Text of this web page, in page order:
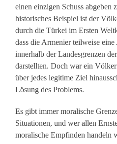
einen einzigen Schuss abgeben
historisches Beispiel ist der
durch die Türkei im Ersten
dass die Armenier teilweise
innerhalb der Landesgrenzen
darstellten. Doch war ein
über jedes legitime Ziel
Lösung des Problems.
Es gibt immer moralische
Situationen, und wer allen
moralische Empfinden handeln